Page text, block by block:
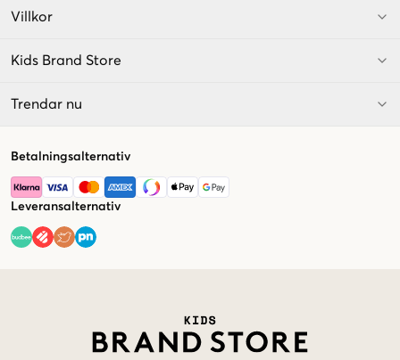
Villkor
Kids Brand Store
Trendar nu
Betalningsalternativ
Leveransalternativ